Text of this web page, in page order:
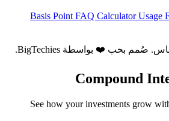
Basis Point FAQ Calculator Usage
BigTechies
.
Compound
See how your investments grow